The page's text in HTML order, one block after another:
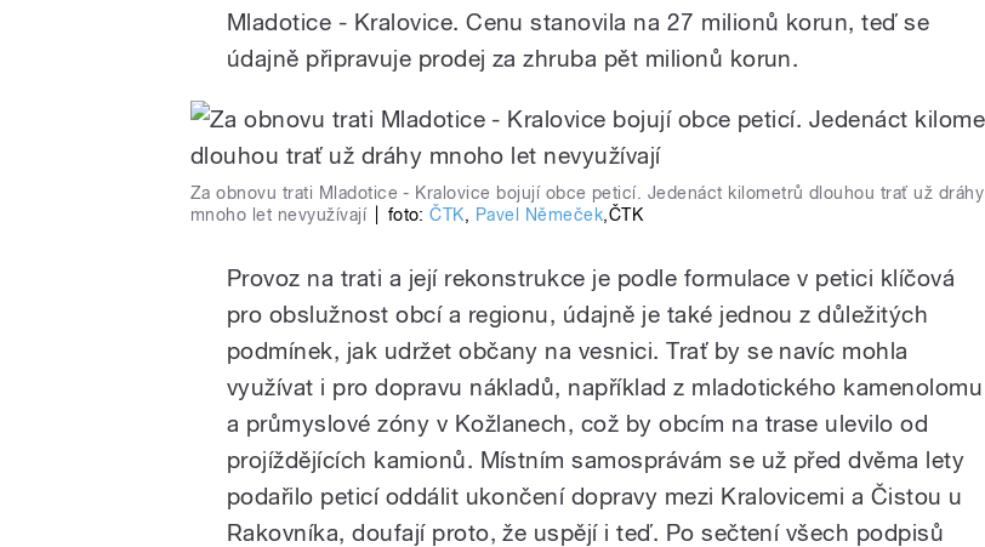
Mladotice - Kralovice. Cenu stanovila na 27 milionů korun, teď se
údajně připravuje prodej za zhruba pět milionů korun.
Za obnovu trati Mladotice - Kralovice bojují obce peticí. Jedenáct kilometrů dlouhou trať už dráhy
mnoho let nevyužívají
foto:ČTK, Pavel Němeček,ČTK
Provoz na trati a její rekonstrukce je podle formulace v petici klíčová
pro obslužnost obcí a regionu, údajně je také jednou z důležitých
podmínek, jak udržet občany na vesnici. Trať by se navíc mohla
využívat i pro dopravu nákladů, například z mladotického kamenolomu
a průmyslové zóny v Kožlanech, což by obcím na trase ulevilo od
projíždějících kamionů. Místním samosprávám se už před dvěma lety
podařilo peticí oddálit ukončení dopravy mezi Kralovicemi a Čistou u
Rakovníka, doufají proto, že uspějí i teď. Po sečtení všech podpisů